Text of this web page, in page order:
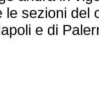
sezioni del
e di